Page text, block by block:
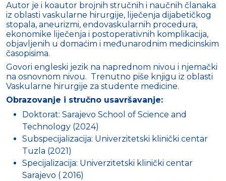
Autor je i koautor brojnih stručnih i naučnih članaka
iz oblasti vaskularne hirurgije, liječenja dijabetičkog
stopala, aneurizmi, endovaskularnih procedura,
ekonomike liječenja i postoperativnih komplikacija,
objavljenih u domaćim i međunarodnim medicinskim
časopisima.
Govori engleski jezik na naprednom nivou i njemački
na osnovnom nivou. Trenutno piše knjigu iz oblasti
Vaskularne hirurgije za studente medicine.
Obrazovanje i stručno usavršavanje:
Doktorat: Sarajevo School of Science and
Technology (2024)
Subspecijalizacija: Univerzitetski klinički centar
Tuzla (2021)
Specijalizacija: Univerzitetski klinički centar
Sarajevo ( 2016)